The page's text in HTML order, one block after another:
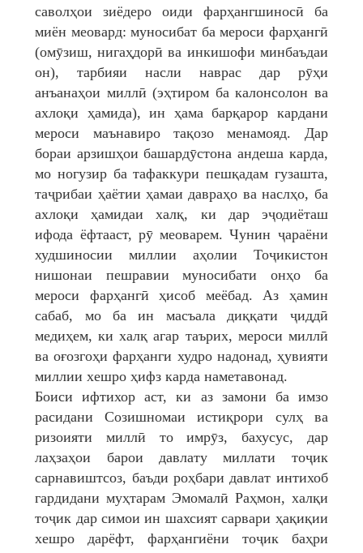
саволҳои зиёдеро оиди фарҳангшиносӣ ба
миён меовард: муносибат ба мероси фарҳангӣ
(омӯзиш, нигаҳдорӣ ва инкишофи минбаъдаи
он), тарбияи насли наврас дар рӯҳи
анъанаҳои миллӣ (эҳтиром ба калонсолон ва
ахлоқи ҳамида), ин ҳама барқарор кардани
мероси маънавиро тақозо менамояд. Дар
бораи арзишҳои башардӯстона андеша карда,
мо ногузир ба тафаккури пешқадам гузашта,
таҷрибаи ҳаётии ҳамаи давраҳо ва наслҳо, ба
ахлоқи ҳамидаи халқ, ки дар эҷодиёташ
ифода ёфтааст, рӯ меоварем. Чунин ҷараёни
худшиносии миллии аҳолии Тоҷикистон
нишонаи пешравии муносибати онҳо ба
мероси фарҳангӣ ҳисоб меёбад. Аз ҳамин
сабаб, мо ба ин масъала диққати ҷиддӣ
медиҳем, ки халқ агар таърих, мероси миллӣ
ва оғозгоҳи фарҳанги худро надонад, ҳувияти
миллии хешро ҳифз карда наметавонад.
Боиси ифтихор аст, ки аз замони ба имзо
расидани Созишномаи истиқрори сулҳ ва
ризоияти миллӣ то имрӯз, бахусус, дар
лаҳзаҳои барои давлату миллати тоҷик
сарнавиштсоз, баъди роҳбари давлат интихоб
гардидани муҳтарам Эмомалӣ Раҳмон, халқи
тоҷик дар симои ин шахсият сарвари ҳақиқии
хешро дарёфт, фарҳангиёни тоҷик баҳри